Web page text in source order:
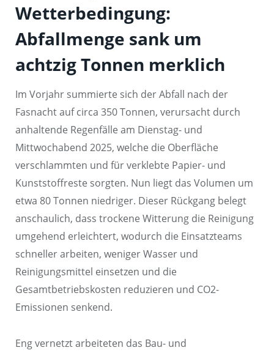
Wetterbedingung:
Abfallmenge sank um
achtzig Tonnen merklich
Im Vorjahr summierte sich der Abfall nach der
Fasnacht auf circa 350 Tonnen, verursacht durch
anhaltende Regenfälle am Dienstag- und
Mittwochabend 2025, welche die Oberfläche
verschlammten und für verklebte Papier- und
Kunststoffreste sorgten. Nun liegt das Volumen um
etwa 80 Tonnen niedriger. Dieser Rückgang belegt
anschaulich, dass trockene Witterung die Reinigung
umgehend erleichtert, wodurch die Einsatzteams
schneller arbeiten, weniger Wasser und
Reinigungsmittel einsetzen und die
Gesamtbetriebskosten reduzieren und CO2-
Emissionen senkend.
Eng vernetzt arbeiteten das Bau- und